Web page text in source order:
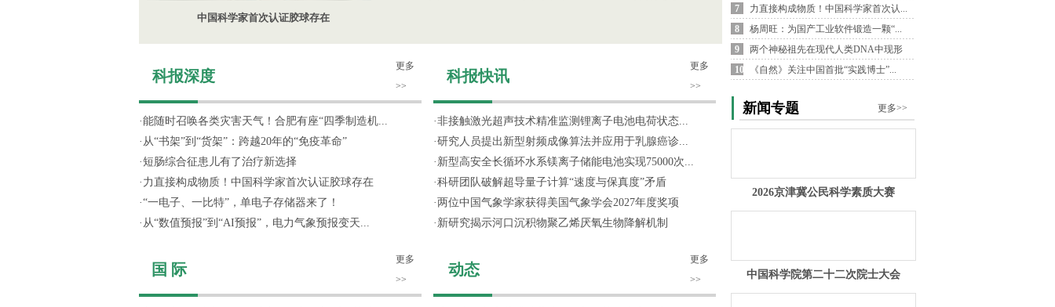
中国科学家首次认证胶球存在
科报深度
更多
>>
·能随时召唤各类灾害天气！合肥有座“四季制造机...
· 从“书架”到“货架”：跨越20年的“免疫革命”
· 短肠综合征患儿有了治疗新选择
· 力直接构成物质！中国科学家首次认证胶球存在
·“一电子、一比特”，单电子存储器来了！
· 从“数值预报”到“AI预报”，电力气象预报变天...
国 际
更多
>>
科报快讯
更多
>>
·非接触激光超声技术精准监测锂离子电池电荷状态...
·研究人员提出新型射频成像算法并应用于乳腺癌诊...
· 新型高安全长循环水系镁离子储能电池实现75000次...
·科研团队破解超导量子计算“速度与保真度”矛盾
· 两位中国气象学家获得美国气象学会2027年度奖项
· 新研究揭示河口沉积物聚乙烯厌氧生物降解机制
动态
更多
>>
7
力直接构成物质！中国科学家首次认...
8
杨周旺：为国产工业软件锻造一颗“...
9
两个神秘祖先在现代人类DNA中现形
10
《自然》关注中国首批“实践博士”...
新闻专题 更多>>
2026京津冀公民科学素质大赛
中国科学院第二十二次院士大会